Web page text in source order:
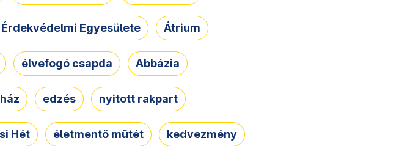
Egyesülete Átrium
élvefogó csapda Abbázia
edzés nyitott rakpart
Hét életmentő műtét kedvezmény